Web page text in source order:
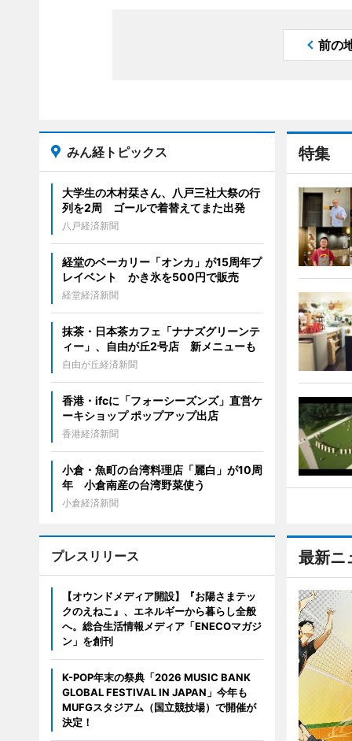
前の
特集
最新ニ
みん経トピックス
大学生の木村栞さん、八戸三社大祭の行
列を2周 ゴールで着替えてまた出発
八戸経済新聞
経堂のベーカリー「オンカ」が15周年プ
レイベント かき氷を500円で販売
経堂経済新聞
抹茶・日本茶カフェ「ナナズグリーンテ
ィー」、自由が丘2号店 新メニューも
自由が丘経済新聞
香港・ifcに「フォーシーズンズ」直営ケ
ーキショップ ポップアップ出店
香港経済新聞
小倉・魚町の台湾料理店「麗白」が10周
年 小倉南産の台湾野菜使う
小倉経済新聞
プレスリリース
【オウンドメディア開設】『お陽さまテッ
クのえねこ』、エネルギーから暮らし全般
へ。総合生活情報メディア「ENECOマガジ
ン」を創刊
K-POP年末の祭典「2026 MUSIC BANK
GLOBAL FESTIVAL IN JAPAN」今年も
MUFGスタジアム（国立競技場）で開催が
決定！